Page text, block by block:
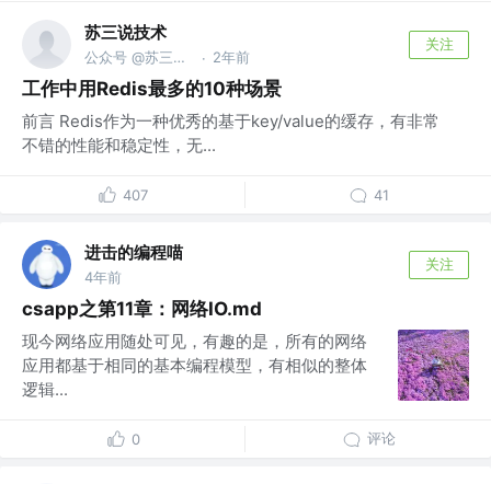
苏三说技术
公众号 @苏三说技术｜susan.net.cn · 2年前
关注
工作中用Redis最多的10种场景
前言 Redis作为一种优秀的基于key/value的缓存，有非常
不错的性能和稳定性，无...
407 41
进击的编程喵
4年前
关注
csapp之第11章：网络IO.md
现今网络应用随处可见，有趣的是，所有的网络
应用都基于相同的基本编程模型，有相似的整体
逻辑...
0 评论